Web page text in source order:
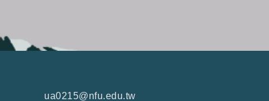
ua0215@nfu.edu.tw